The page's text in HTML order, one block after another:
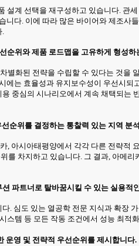
계 선택을 재구성하고 있습니다. 관
다. 이에 따라 많은 바이어와 제조사
순위와 제품 로드맵을 고유하게 형성
화된 전략을 수립할 수 있다는 것
는 효율성과 유지보수성이 우선시
중심의 시나리오에서 계속 채택되는
순위를 결정하는 통찰력 있는 지역 분석
아시아태평양에서 각각 다른 전략
차지하고 있습니다. 그 결과, 아메
파트너로 탈바꿈시킬 수 있는 실용적
심도 있는 열공학 전문 지식과 확장
템 등 모든 작동 조건에서 성능 최
운영 및 전략적 우선순위를 제시합니다.